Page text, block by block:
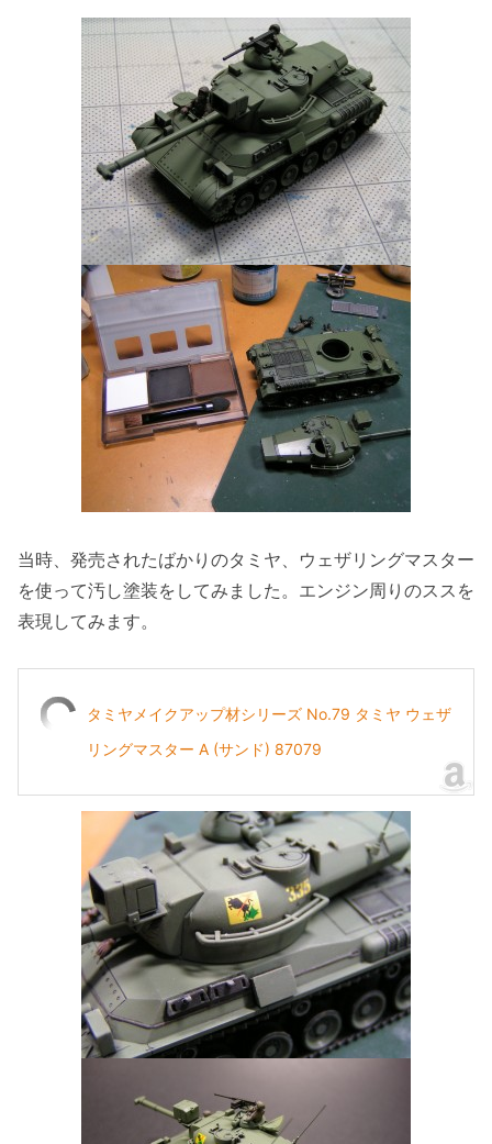
当時、発売されたばかりのタミヤ、ウェザリングマスター
を使って汚し塗装をしてみました。エンジン周りのススを
表現してみます。
タミヤメイクアップ材シリーズ No.79 タミヤ ウェザ
リングマスター A (サンド) 87079